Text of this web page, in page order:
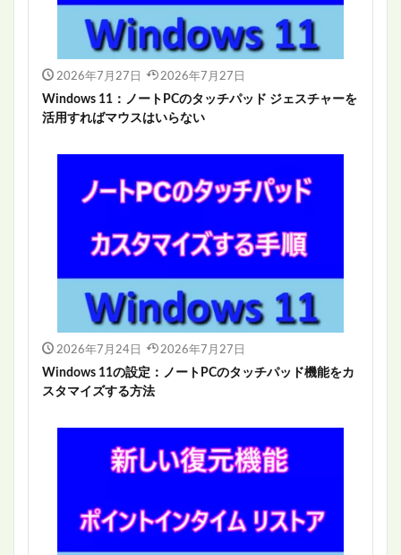
2026年7月27日 2026年7月27日
Windows 11：ノートPCのタッチパッド ジェスチャーを
活用すればマウスはいらない
2026年7月24日 2026年7月27日
Windows 11の設定：ノートPCのタッチパッド機能をカ
スタマイズする方法